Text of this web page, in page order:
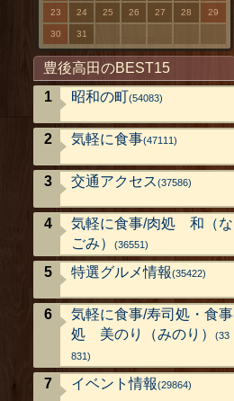
23 24 25 26 27 28 29
30 31
豊後高田のBEST15
昭和の町(54083)
気軽に食事(47111)
交通アクセス(37586)
気軽に食事/肉処 和（な
ごみ）
(36551)
特選グルメ情報(35422)
気軽に食事/寿司処・食事
処 美のり（みのり）
(33
831)
イベント情報(29864)